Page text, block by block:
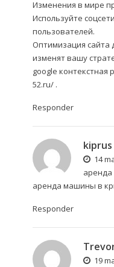
Изменения в мире
Используйте
пользователей.
Оптимизация сайта
изменят вашу
google контекстная
52.ru/.
Responder
kiprus
14
аренда
аренда машины в
Responder
19